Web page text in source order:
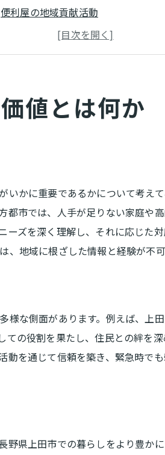
便利屋の地域貢献活動
地域の声を反映したサービス提供
地元密着の強みとは
便利屋が地域活性化に貢献する方法
生活を支える便利屋の役割
家庭と仕事のバランスを保つために
ストレス軽減に役立つ便利屋
依頼が多い人気のサービスとは
子育て家庭が便利屋を利用する理由
サービス内容の確認方法
料金体系の比較ポイント
口コミを活用した業者選び
庭の手入れで気を付けるポイント
値とは何か
かに重要であるかについて考え
都市では、人手が足りない家庭や
ズを深く理解し、それに応じた
地域に根ざした情報と経験が不可
な側面があります。例えば、上
の役割を果たし、住民との絆を
を通じて信頼を築き、緊急時で
県上田市での暮らしをより豊か